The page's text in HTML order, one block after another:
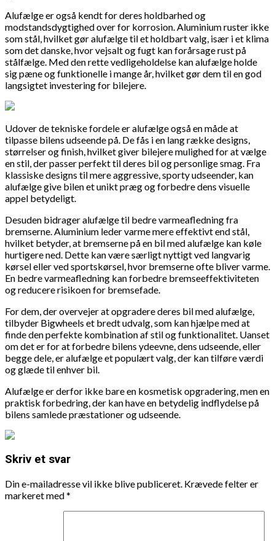
Alufælge er også kendt for deres holdbarhed og
modstandsdygtighed over for korrosion. Aluminium ruster ikke
som stål, hvilket gør alufælge til et holdbart valg, især i et klima
som det danske, hvor vejsalt og fugt kan forårsage rust på
stålfælge. Med den rette vedligeholdelse kan alufælge holde
sig pæne og funktionelle i mange år, hvilket gør dem til en god
langsigtet investering for bilejere.
Udover de tekniske fordele er alufælge også en måde at
tilpasse bilens udseende på. De fås i en lang række designs,
størrelser og finish, hvilket giver bilejere mulighed for at vælge
en stil, der passer perfekt til deres bil og personlige smag. Fra
klassiske designs til mere aggressive, sporty udseender, kan
alufælge give bilen et unikt præg og forbedre dens visuelle
appel betydeligt.
Desuden bidrager alufælge til bedre varmeafledning fra
bremserne. Aluminium leder varme mere effektivt end stål,
hvilket betyder, at bremserne på en bil med alufælge kan køle
hurtigere ned. Dette kan være særligt nyttigt ved langvarig
kørsel eller ved sportskørsel, hvor bremserne ofte bliver varme.
En bedre varmeafledning kan forbedre bremseeffektiviteten
og reducere risikoen for bremsefade.
For dem, der overvejer at opgradere deres bil med alufælge,
tilbyder Bigwheels et bredt udvalg, som kan hjælpe med at
finde den perfekte kombination af stil og funktionalitet. Uanset
om det er for at forbedre bilens ydeevne, dens udseende, eller
begge dele, er alufælge et populært valg, der kan tilføre værdi
og glæde til enhver bil.
Alufælge er derfor ikke bare en kosmetisk opgradering, men en
praktisk forbedring, der kan have en betydelig indflydelse på
bilens samlede præstationer og udseende.
Skriv et svar
Din e-mailadresse vil ikke blive publiceret. Krævede felter er
markeret med*